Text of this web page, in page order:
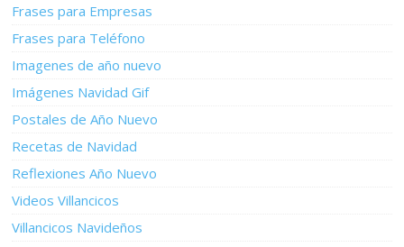
Frases para Empresas
Frases para Teléfono
Imagenes de año nuevo
Imágenes Navidad Gif
Postales de Año Nuevo
Recetas de Navidad
Reflexiones Año Nuevo
Videos Villancicos
Villancicos Navideños